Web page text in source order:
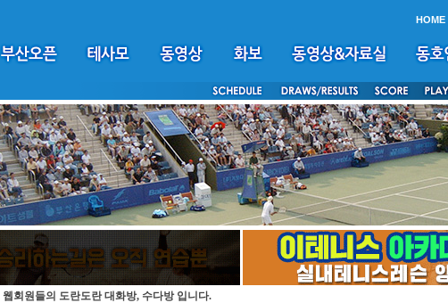
HOME
회원들의 도란도란 대화방, 수다방 입니다.